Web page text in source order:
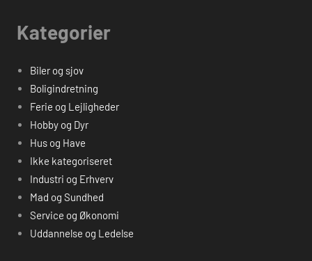
Kategorier
Biler og sjov
Boligindretning
Ferie og Lejligheder
Hobby og Dyr
Hus og Have
Ikke kategoriseret
Industri og Erhverv
Mad og Sundhed
Service og Økonomi
Uddannelse og Ledelse